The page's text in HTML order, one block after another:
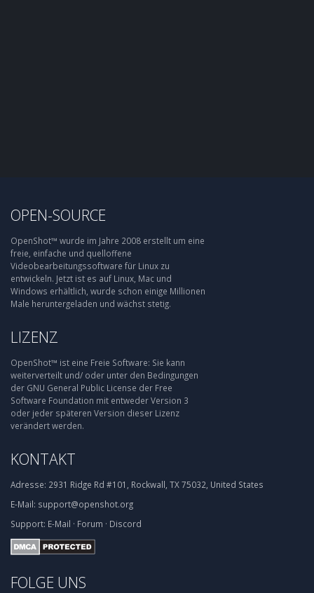
OPEN-SOURCE
OpenShot™ wurde im Jahre 2008 erstellt um eine
freie, einfache und quelloffene
Videobearbeitungssoftware für Linux zu
entwickeln. Jetzt ist es auf Linux, Mac und
Windows erhältlich, wurde schon einige Millionen
Male heruntergeladen und wächst stetig.
LIZENZ
OpenShot™ ist eine Freie Software: Sie kann
weiterverteilt und/ oder unter den Bedingungen
der GNU General Public License der Free
Software Foundation mit entweder Version 3
oder jeder späteren Version dieser Lizenz
verändert werden.
KONTAKT
Adresse: 2931 Ridge Rd #101, Rockwall, TX 75032, United States
E-Mail: support@openshot.org
Support: E-Mail · Forum · Discord
FOLGE UNS